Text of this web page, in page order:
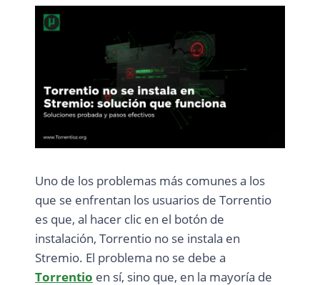
Uno de los problemas más comunes a los
que se enfrentan los usuarios de Torrentio
es que, al hacer clic en el botón de
instalación, Torrentio no se instala en
Stremio. El problema no se debe a
Torrentio en sí, sino que, en la mayoría de